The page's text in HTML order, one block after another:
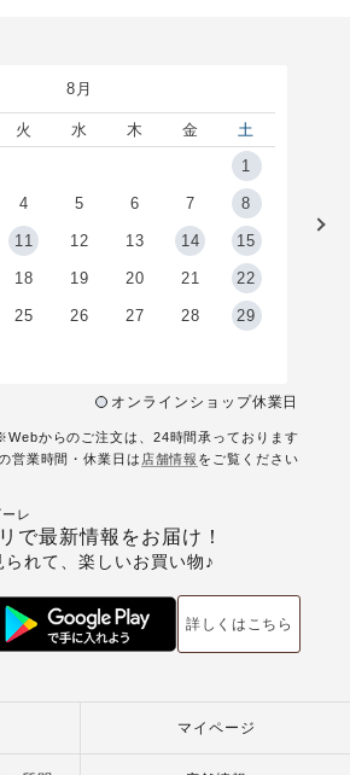
8月
火 水 木 金
土
1
4 5 6 7 8
11 12 13 14 15
18 19 20 21 22
25 26 27 28 29
オンラインショップ休業日
からのご注文は、24時間承っております
営業時間・休業日は 店舗情報 をご覧ください
レ
で最新情報をお届け！
れて、楽しいお買い物♪
詳しくはこちら
マイページ